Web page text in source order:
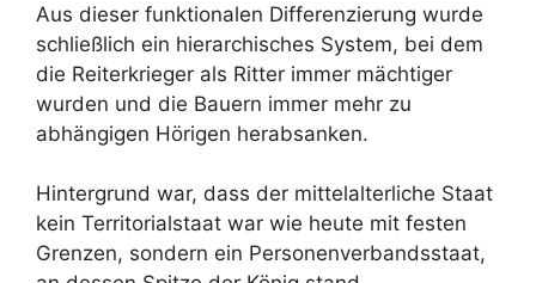
Aus dieser funktionalen Differenzierung wurde
schließlich ein hierarchisches System, bei dem
die Reiterkrieger als Ritter immer mächtiger
wurden und die Bauern immer mehr zu
abhängigen Hörigen herabsanken.
Hintergrund war, dass der mittelalterliche Staat
kein Territorialstaat war wie heute mit festen
Grenzen, sondern ein Personenverbandsstaat,